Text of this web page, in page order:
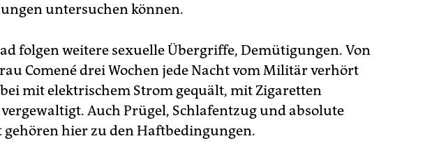
untersuchen können.
folgen weitere sexuelle Übergriffe, Demütigungen. Von
Comené drei Wochen jede Nacht vom Militär verhört
mit elektrischem Strom gequält, mit Zigaretten
Auch Prügel, Schlafentzug und absolute
hier zu den Haftbedingungen.